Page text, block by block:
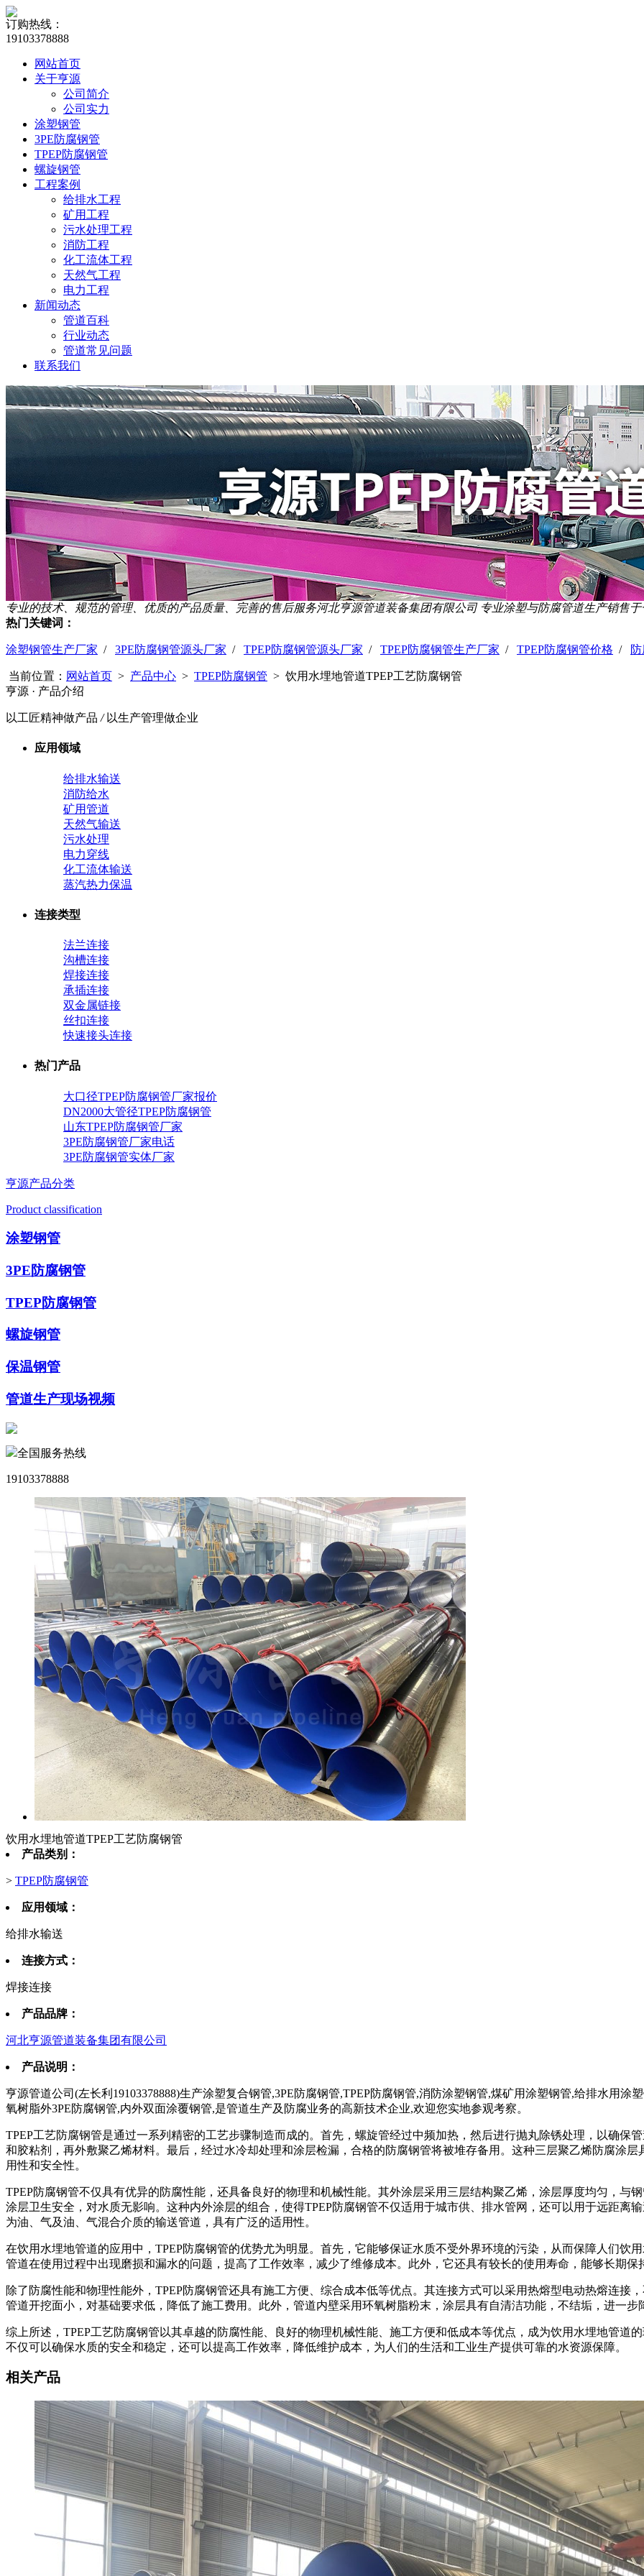
订购热线：
19103378888
网站首页
关于亨源
公司简介
公司实力
涂塑钢管
3PE防腐钢管
TPEP防腐钢管
螺旋钢管
工程案例
给排水工程
矿用工程
污水处理工程
消防工程
化工流体工程
天然气工程
电力工程
新闻动态
管道百科
行业动态
管道常见问题
联系我们
专业的技术、规范的管理、优质的产品质量、完善的售后服务河北亨源管道装备集团有限公司 专业涂塑与防腐管道生产销售
热门关键词：
涂塑钢管生产厂家 / 3PE防腐钢管源头厂家 / TPEP防腐钢管源头厂家 / TPEP防腐钢管生产厂家 / TPEP防腐钢管价格 /
当前位置： 网站首页 > 产品中心 > TPEP防腐钢管 > 饮用水埋地管道TPEP工艺防腐钢管
亨源 · 产品介绍
以工匠精神做产品 /以生产管理做企业
应用领域
给排水输送
消防给水
矿用管道
天然气输送
污水处理
电力穿线
化工流体输送
蒸汽热力保温
连接类型
法兰连接
沟槽连接
焊接连接
承插连接
双金属链接
丝扣连接
快速接头连接
热门产品
大口径TPEP防腐钢管厂家报价
DN2000大管径TPEP防腐钢管
山东TPEP防腐钢管厂家
3PE防腐钢管厂家电话
3PE防腐钢管实体厂家
亨源产品分类
Product classification
涂塑钢管
3PE防腐钢管
TPEP防腐钢管
螺旋钢管
保温钢管
管道生产现场视频
全国服务热线
19103378888
饮用水埋地管道TPEP工艺防腐钢管
产品类别：
> TPEP防腐钢管
应用领域：
给排水输送
连接方式：
焊接连接
产品品牌：
河北亨源管道装备集团有限公司
产品说明：
亨源管道公司(左长利19103378888)生产涂塑复合钢管,3PE防腐钢管,TPEP防腐钢管,消防涂塑钢管,煤矿用涂塑钢管,给排水用
氧树脂外3PE防腐钢管,内外双面涂覆钢管,是管道生产及防腐业务的高新技术企业,欢迎您实地参观考察。
TPEP工艺防腐钢管是通过一系列精密的工艺步骤制造而成的。首先，螺旋管经过中频加热，然后进行抛丸除锈处理，以确保
和胶粘剂，再外敷聚乙烯材料。最后，经过水冷却处理和涂层检漏，合格的防腐钢管将被堆存备用。这种三层聚乙烯防腐涂
用性和安全性。
TPEP防腐钢管不仅具有优异的防腐性能，还具备良好的物理和机械性能。其外涂层采用三层结构聚乙烯，涂层厚度均匀，与
涂层卫生安全，对水质无影响。这种内外涂层的组合，使得TPEP防腐钢管不仅适用于城市供、排水管网，还可以用于远距离
为油、气及油、气混合介质的输送管道，具有广泛的适用性。
在饮用水埋地管道的应用中，TPEP防腐钢管的优势尤为明显。首先，它能够保证水质不受外界环境的污染，从而保障人们饮
管道在使用过程中出现磨损和漏水的问题，提高了工作效率，减少了维修成本。此外，它还具有较长的使用寿命，能够长期保
除了防腐性能和物理性能外，TPEP防腐钢管还具有施工方便、综合成本低等优点。其连接方式可以采用热熔型电动热熔连接
管道开挖面小，对基础要求低，降低了施工费用。此外，管道内壁采用环氧树脂粉末，涂层具有自清洁功能，不结垢，进一步
综上所述，TPEP工艺防腐钢管以其卓越的防腐性能、良好的物理机械性能、施工方便和低成本等优点，成为饮用水埋地管道
不仅可以确保水质的安全和稳定，还可以提高工作效率，降低维护成本，为人们的生活和工业生产提供可靠的水资源保障。
相关产品